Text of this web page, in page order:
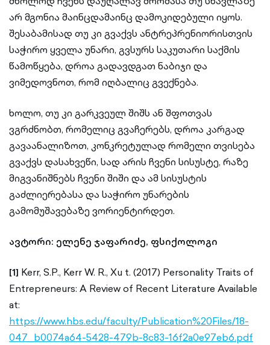
არ მგონია მაინცდამაინც დამოკიდებული იყოს.
შესაბამისად თუ კი გვაქვს ანტრეპრენიორისთვის
საჭირო ყველა უნარი, გვსურს საკუთარი საქმის
წამოწყება, დროა გადავდგათ ნაბიჯი და
ვიმედოვნოთ, რომ იღბალიც გვექნება.
ხოლო, თუ კი გარკვეულ შიშს ან შფოთვას
ვგრძნობთ, რომელიც გვაჩერებს, დროა კარგად
გავაანალიზოთ, კონკრეტულად რომელი თვისება
გვაქვს დასახვეწი, სად არის ჩვენი სისუსტე, რაზე
მიგვანიშნებს ჩვენი შიში და ამ სისუსტის
გაძლიერებასა და საჭირო უნარების
გამომუშავებაზე ვორიენტირდეთ.
ავტორი: ელენე ჯაფარიძე, ფსიქოლოგი
[1] Kerr, S.P., Kerr W. R., Xu t. (2017) Personality Traits of
Entrepreneurs: A Review of Recent Literature Available
at:
https://www.hbs.edu/faculty/Publication%20Files/18-
047_b0074a64-5428-479b-8c83-16f2a0e97eb6.pdf